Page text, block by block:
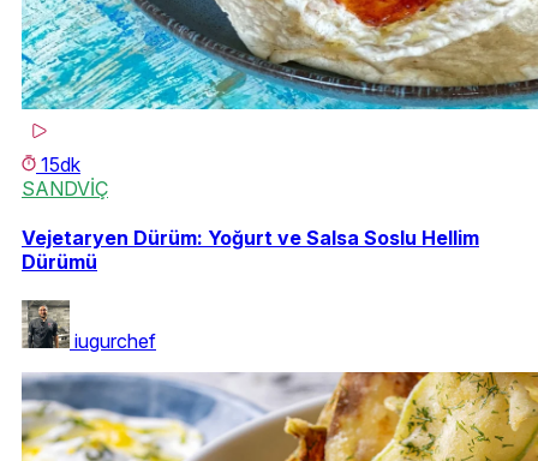
15dk
SANDVİÇ
Vejetaryen Dürüm: Yoğurt ve Salsa Soslu Hellim
Dürümü
iugurchef